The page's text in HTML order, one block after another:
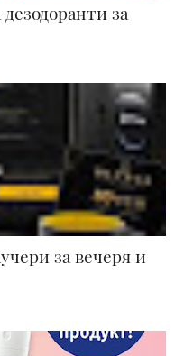
за
за вечеря и